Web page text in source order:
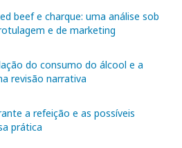
beef e charque: uma análise sob
e de marketing
do consumo do álcool e a
revisão narrativa
a refeição e as possíveis
prática